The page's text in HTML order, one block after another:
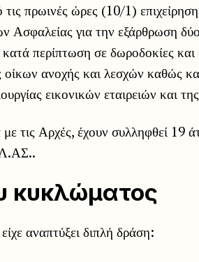
τις πρωινές ώρες (10/1)
για την εξάρθρωση
κατά περίπτωση σε δωροδοκίες
οίκων ανοχής και λεσχών καθώς
εικονικών εταιρειών και
τις Αρχές, έχουν συλληφθεί 19
κυκλώματος
αναπτύξει διπλή δράση: